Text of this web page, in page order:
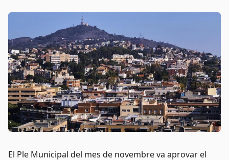
El Ple Municipal del mes de novembre va aprovar el